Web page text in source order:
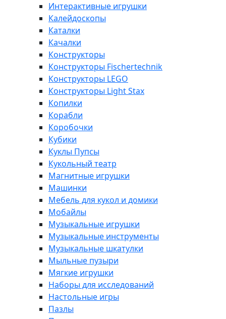
Интерактивные игрушки
Калейдоскопы
Каталки
Качалки
Конструкторы
Конструкторы Fisсhertechnik
Конструкторы LEGO
Конструкторы Light Stax
Копилки
Корабли
Коробочки
Кубики
Куклы Пупсы
Кукольный театр
Магнитные игрушки
Машинки
Мебель для кукол и домики
Мобайлы
Музыкальные игрушки
Музыкальные инструменты
Музыкальные шкатулки
Мыльные пузыри
Мягкие игрушки
Наборы для исследований
Настольные игры
Пазлы